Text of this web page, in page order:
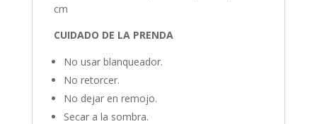
cm
CUIDADO DE LA PRENDA
No usar blanqueador.
No retorcer.
No dejar en remojo.
Secar a la sombra.